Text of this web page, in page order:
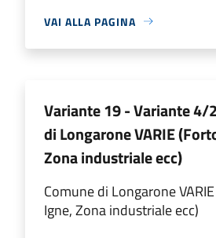
VAI ALLA PAGINA
Variante 19 - Variante 4/
di Longarone VARIE
Zona industriale ecc)
Comune di Longarone
Igne, Zona industriale ecc)